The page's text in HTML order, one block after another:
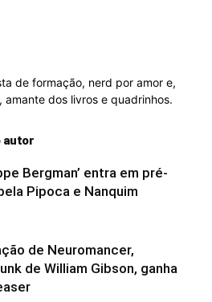
de formação, nerd por amor e,
amante dos livros e quadrinhos.
autor
Bergman’ entra em pré-
Pipoca e Nanquim
de Neuromancer,
de William Gibson, ganha